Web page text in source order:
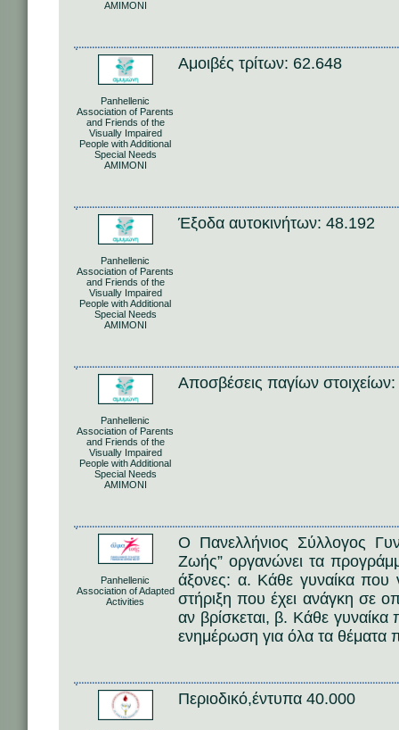
AMIMONI
Panhellenic
Association of Parents
and Friends of the
Visually Impaired
People with Additional
Special Needs
AMIMONI
Αμοιβές τρίτων: 62.648
Panhellenic
Association of Parents
and Friends of the
Visually Impaired
People with Additional
Special Needs
AMIMONI
Έξοδα αυτοκινήτων: 48.192
Panhellenic
Association of Parents
and Friends of the
Visually Impaired
People with Additional
Special Needs
AMIMONI
Αποσβέσεις παγίων
Panhellenic
Association of Adapted
Activities
Ο Πανελλήνιος Σύλλογος
Ζωής” οργανώνει τα
άξονες: α. Κάθε γυναίκα που
στήριξη που έχει ανάγκη σε
αν βρίσκεται, β. Κάθε γυναίκα
ενημέρωση για όλα τα θέματα
Περιοδικό,έντυπα 40.000